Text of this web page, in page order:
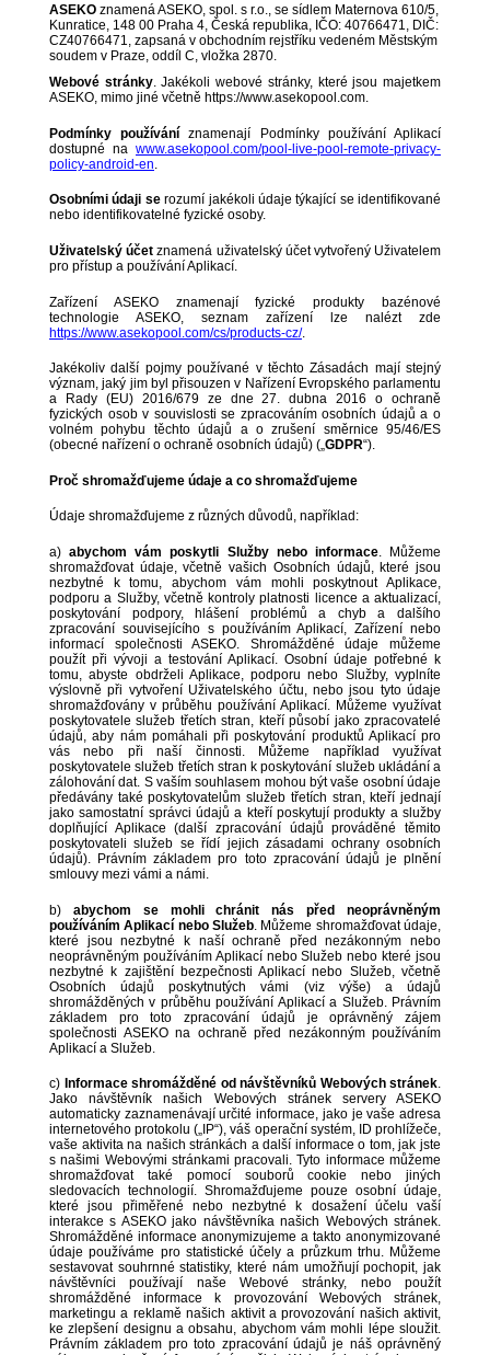
ASEKO znamená ASEKO, spol. s r.o., se sídlem Maternova 610/5,
Kunratice, 148 00 Praha 4, Česká republika, IČO: 40766471, DIČ:
CZ40766471, zapsaná v obchodním rejstříku vedeném Městským
soudem v Praze, oddíl C, vložka 2870.
Webové stránky. Jakékoli webové stránky, které jsou majetkem
ASEKO, mimo jiné včetně https://www.asekopool.com.
Podmínky používáníznamenají Podmínky používání Aplikací
dostupné na www.asekopool.com/pool-live-pool-remote-privacy-
policy-android-en.
Osobními údaji serozumí jakékoli údaje týkající se identifikované
nebo identifikovatelné fyzické osoby.
Uživatelský účetznamená uživatelský účet vytvořený Uživatelem
pro přístup a používání Aplikací.
Zařízení ASEKO znamenají fyzické produkty bazénové
technologie ASEKO, seznam zařízení lze nalézt zde
https://www.asekopool.com/cs/products-cz/.
Jakékoliv další pojmy používané v těchto Zásadách mají stejný
význam, jaký jim byl přisouzen v Nařízení Evropského parlamentu
a Rady (EU) 2016/679 ze dne 27. dubna 2016 o ochraně
fyzických osob v souvislosti se zpracováním osobních údajů a o
volném pohybu těchto údajů a o zrušení směrnice 95/46/ES
(obecné nařízení o ochraně osobních údajů) („GDPR“).
Proč shromažďujeme údaje a co shromažďujeme
Údaje shromažďujeme z různých důvodů, například:
a)abychom vám poskytli Služby nebo informace. Můžeme
shromažďovat údaje, včetně vašich Osobních údajů, které jsou
nezbytné k tomu, abychom vám mohli poskytnout Aplikace,
podporu a Služby, včetně kontroly platnosti licence a aktualizací,
poskytování podpory, hlášení problémů a chyb a dalšího
zpracování souvisejícího s používáním Aplikací, Zařízení nebo
informací společnosti ASEKO. Shromážděné údaje můžeme
použít při vývoji a testování Aplikací. Osobní údaje potřebné k
tomu, abyste obdrželi Aplikace, podporu nebo Služby, vyplníte
výslovně při vytvoření Uživatelského účtu, nebo jsou tyto údaje
shromažďovány v průběhu používání Aplikací. Můžeme využívat
poskytovatele služeb třetích stran, kteří působí jako zpracovatelé
údajů, aby nám pomáhali při poskytování produktů Aplikací pro
vás nebo při naší činnosti. Můžeme například využívat
poskytovatele služeb třetích stran k poskytování služeb ukládání a
zálohování dat. S vaším souhlasem mohou být vaše osobní údaje
předávány také poskytovatelům služeb třetích stran, kteří jednají
jako samostatní správci údajů a kteří poskytují produkty a služby
doplňující Aplikace (další zpracování údajů prováděné těmito
poskytovateli služeb se řídí jejich zásadami ochrany osobních
údajů). Právním základem pro toto zpracování údajů je plnění
smlouvy mezi vámi a námi.
b) abychom se mohli chránit nás před neoprávněným
používáním Aplikací nebo Služeb . Můžeme shromažďovat údaje,
které jsou nezbytné k naší ochraně před nezákonným nebo
neoprávněným používáním Aplikací nebo Služeb nebo které jsou
nezbytné k zajištění bezpečnosti Aplikací nebo Služeb, včetně
Osobních údajů poskytnutých vámi (viz výše) a údajů
shromážděných v průběhu používání Aplikací a Služeb. Právním
základem pro toto zpracování údajů je oprávněný zájem
společnosti ASEKO na ochraně před nezákonným používáním
Aplikací a Služeb.
c) Informace shromážděné od návštěvníků Webových stránek.
Jako návštěvník našich Webových stránek servery ASEKO
automaticky zaznamenávají určité informace, jako je vaše adresa
internetového protokolu („IP“), váš operační systém, ID prohlížeče,
vaše aktivita na našich stránkách a další informace o tom, jak jste
s našimi Webovými stránkami pracovali. Tyto informace můžeme
shromažďovat také pomocí souborů cookie nebo jiných
sledovacích technologií. Shromažďujeme pouze osobní údaje,
které jsou přiměřené nebo nezbytné k dosažení účelu vaší
interakce s ASEKO jako návštěvníka našich Webových stránek.
Shromážděné informace anonymizujeme a takto anonymizované
údaje používáme pro statistické účely a průzkum trhu. Můžeme
sestavovat souhrnné statistiky, které nám umožňují pochopit, jak
návštěvníci používají naše Webové stránky, nebo použít
shromážděné informace k provozování Webových stránek,
marketingu a reklamě našich aktivit a provozování našich aktivit,
ke zlepšení designu a obsahu, abychom vám mohli lépe sloužit.
Právním základem pro toto zpracování údajů je náš oprávněný